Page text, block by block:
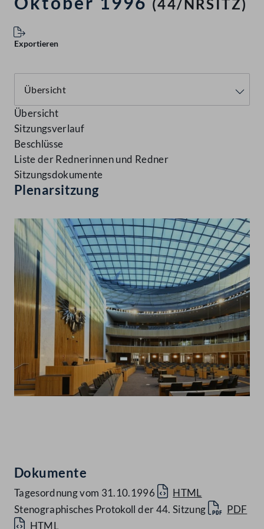
(44/NRSITZ)
Exportieren
Übersicht
Sitzungsverlauf
Beschlüsse
Liste der Rednerinnen und Redner
Sitzungsdokumente
Plenarsitzung
Dokumente
Tagesordnung vom 31.10.1996
HTML
Stenographisches Protokoll der 44. Sitzung
PDF
HTML